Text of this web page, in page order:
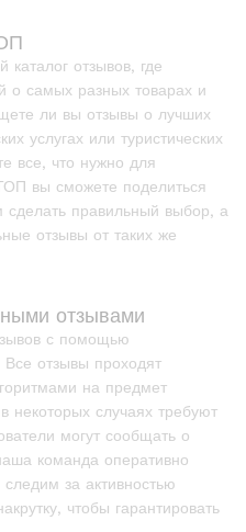
отзывов, где
о самых разных товарах и
ли вы отзывы о лучших
услугах или туристических
все, что нужно для
вы сможете поделиться
правильный выбор, а
отзывы от таких же
отзывами
с помощью
отзывы проходят
на предмет
некоторых случаях требуют
могут сообщать о
команда оперативно
за активностью
чтобы гарантировать